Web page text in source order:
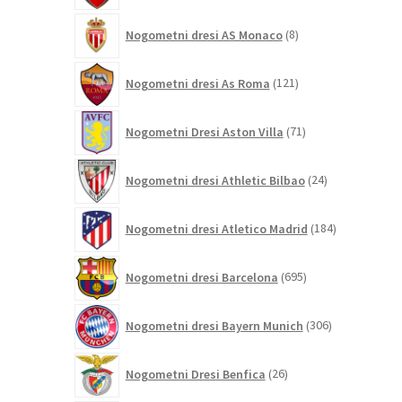
Nogometni dresi AS Monaco 8izdelkov
Nogometni dresi As Roma 121izdelkov
Nogometni Dresi Aston Villa 71izdelkov
Nogometni dresi Athletic Bilbao 24izdelkov
Nogometni dresi Atletico Madrid 184izdelkov
Nogometni dresi Barcelona 695izdelkov
Nogometni dresi Bayern Munich 306izdelkov
Nogometni Dresi Benfica 26izdelkov